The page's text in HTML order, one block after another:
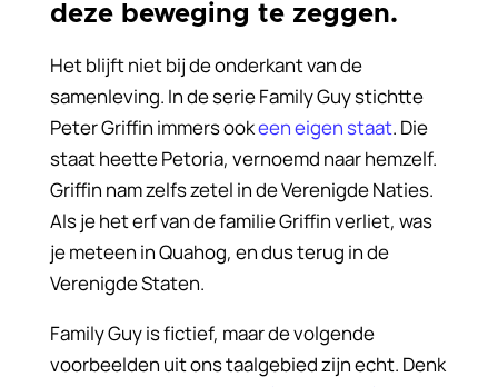
deze beweging te zeggen.
Het blijft niet bij de onderkant van de
samenleving. In de serie Family Guy stichtte
Peter Griffin immers ookeen eigen staat. Die
staat heette Petoria, vernoemd naar hemzelf.
Griffin nam zelfs zetel in de Verenigde Naties.
Als je het erf van de familie Griffin verliet, was
je meteen in Quahog, en dus terug in de
Verenigde Staten.
Family Guy is fictief, maar de volgende
voorbeelden uit ons taalgebied zijn echt. Denk